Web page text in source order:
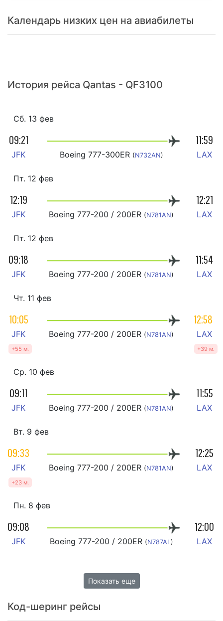
Календарь низких цен на авиабилеты
История рейса Qantas - QF3100
Сб. 13 фев
09:21 11:59
JFK Boeing 777-300ER (N732AN) LAX
Пт. 12 фев
12:19 12:21
JFK Boeing 777-200 / 200ER (N781AN) LAX
Пт. 12 фев
09:18 11:54
JFK Boeing 777-200 / 200ER (N781AN) LAX
Чт. 11 фев
10:05 12:58
JFK
+55 м.
Boeing 777-200 / 200ER (N781AN) LAX
+39 м.
Ср. 10 фев
09:11 11:55
JFK Boeing 777-200 / 200ER (N781AN) LAX
Вт. 9 фев
09:33 12:25
JFK
+23 м.
Boeing 777-200 / 200ER (N781AN) LAX
Пн. 8 фев
09:08 12:00
JFK Boeing 777-200 / 200ER (N787AL) LAX
Показать еще
Код-шеринг рейсы